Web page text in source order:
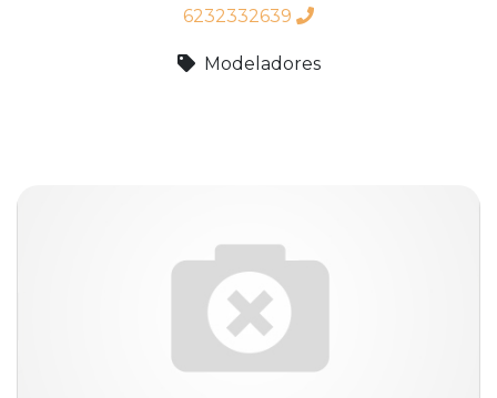
6232332639
Modeladores